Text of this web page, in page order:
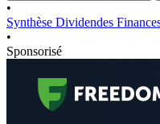
•
Synthèse Dividendes
•
Sponsorisé